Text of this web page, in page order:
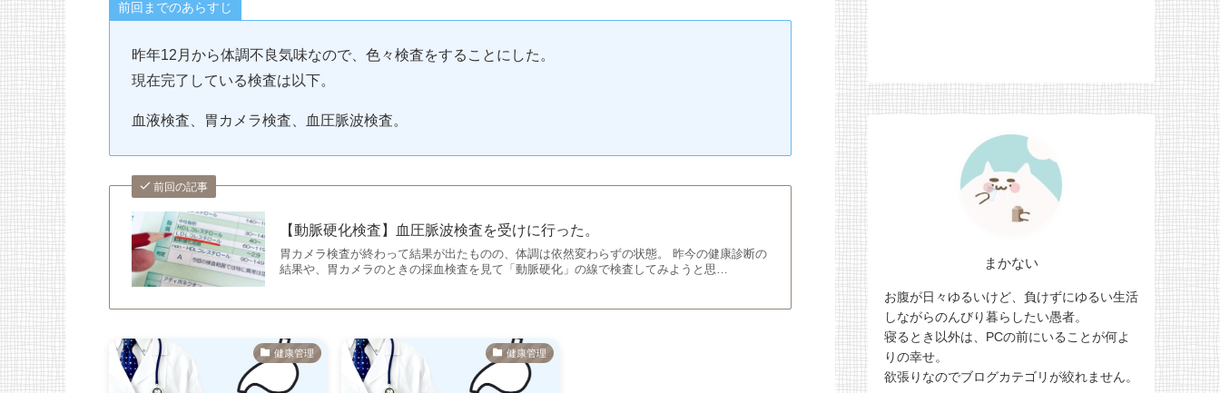
前回までのあらすじ
昨年12月から体調不良気味なので、色々検査をすることにした。
現在完了している検査は以下。
血液検査、胃カメラ検査、血圧脈波検査。
前回の記事
【動脈硬化検査】血圧脈波検査を受けに行った。
胃カメラ検査が終わって結果が出たものの、体調は依然変わらずの状態。 昨今の健康診断の
結果や、胃カメラのときの採血検査を見て「動脈硬化」の線で検査してみようと思…
健康管理 健康管理
まかない
お腹が日々ゆるいけど、負けずにゆるい生活
しながらのんびり暮らしたい愚者。
寝るとき以外は、PCの前にいることが何よ
りの幸せ。
欲張りなのでブログカテゴリが絞れません。